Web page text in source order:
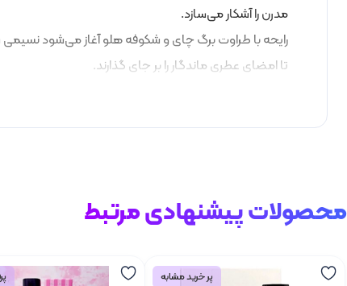
مدرن را آشکار می‌سازد.
رایحه با طراوت برگ چای و شکوفه هلو آغاز می‌شود
تا امضای عطری ماندگار را بر جای گذارند.
محصولات پیشنهادی مرتبط
پر خرید مشابه